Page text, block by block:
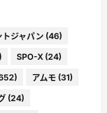
トジャパン (46)
SPO-X (24)
アムモ (31)
(24)